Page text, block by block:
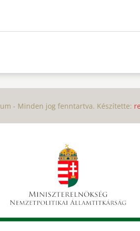
- Minden jog fenntartva. Készítette: